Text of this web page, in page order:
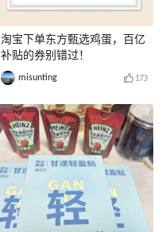
淘宝下单东方甄选鸡蛋，百亿
补贴的券别错过！
misunting 173